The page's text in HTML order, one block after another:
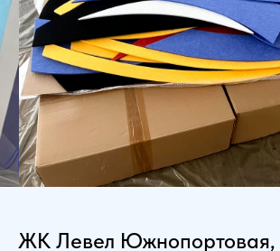
ЖК Левел Южнопортовая,